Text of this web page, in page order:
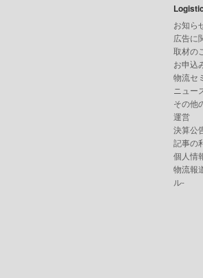
お知ら
広告に
取材の
お申込
物流セ
ニュー
その他
運営
決算公
記事の
個人情
物流報
ル-